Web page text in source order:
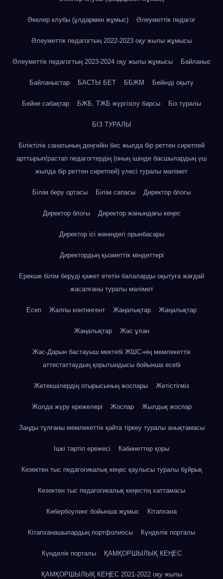
Әкелер клубы (ұлдармен жұмыс) Әлеуметтік педагог
Әлеуметтік педагогтың 2022-2023 оқу жылы жұмысы
Әлеуметтік педагогтың 2023-2024 оқу жылы жұмысы Байланыс
Байланыстар БАСТЫ БЕТ ББЖМ Бейінді оқыту
Бейне сабақтар БЖБ, ТЖБ жүргізілу барсы Біз туралы
БІЗ ТУРАЛЫ
Біліктілік санатының деңгейін бес жылда бір реттен сиретпей
арттырып/растап педагогтердің (оның ішінде басшылардың үш
жылда бір реттен сиретпей) үлесі туралы мәлімет
Білім беру ортасы Білім сапасы Директор блогы
Директор блогы Директор жанындағы кеңес
Директор ісі жөніндегі орынбасары
Директордың қызметтік міндеттері
Ерекше білім беруді қажет ететін балаларды оқытуға жағдай
жасалғаны туралы мәлімет
Есеп Жалпы контингент Жаңалықтар Жаңалықтар
Жаңалықтар Жас ұлан
Жас-Дарын бастауыш мектебі ЖШС-нің мемлекеттік
аттестаттаудың қорытындысы бойынша есебі
Жетекшілердің отырысының жоспары Жетістігміз
Жолда жүру ережелері Жоспар Жылдық жоспар
Заңды тұлғаны мемлекеттік қайта тіркеу туралы анықтамасы
Ішкі тәртіп ережесі Кабинеттер қоры
Кезектен тыс педагогикалық кеңес қаулысы туралы бұйрық
Кезектен тыс педагогикалық кеңестің хаттамасы
Кибербоулинг бойынша жұмыс Кітапхана
Кітапханашылардың портфолиосы Күнделік порталы
Күнделік порталы ҚАМҚОРШЫЛЫҚ КЕҢЕС
ҚАМҚОРШЫЛЫҚ КЕҢЕС 2021-2022 оқу жылы